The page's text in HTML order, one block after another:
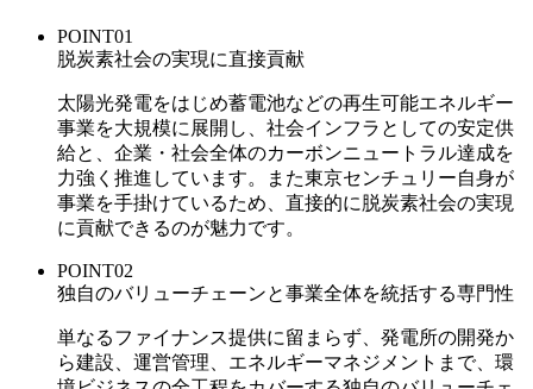
POINT01
脱炭素社会の実現に直接貢献
太陽光発電をはじめ蓄電池などの再生可能エネルギー
事業を大規模に展開し、社会インフラとしての安定供
給と、企業・社会全体のカーボンニュートラル達成を
力強く推進しています。また東京センチュリー自身が
事業を手掛けているため、直接的に脱炭素社会の実現
に貢献できるのが魅力です。
POINT02
独自のバリューチェーンと事業全体を統括する専門性
単なるファイナンス提供に留まらず、発電所の開発か
ら建設、運営管理、エネルギーマネジメントまで、環